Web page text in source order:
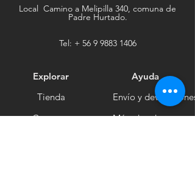
Local Camino a Melipilla 340, comuna de
Padre Hurtado.
Tel: + 56 9 9883 1406
Explorar
Tienda
Contacto
Ayuda
Envío y devoluciones
Métodos de pago